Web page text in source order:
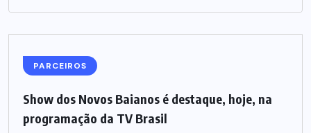
PARCEIROS
Show dos Novos Baianos é destaque, hoje, na
programação da TV Brasil